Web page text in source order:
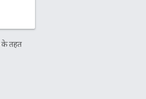
के तहत